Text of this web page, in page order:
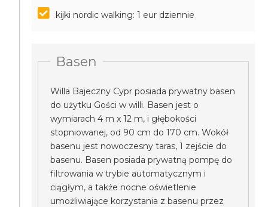
kijki nordic walking: 1 eur dziennie
Basen
Willa Bajeczny Cypr posiada prywatny basen
do użytku Gości w willi. Basen jest o
wymiarach 4 m x 12 m, i głębokości
stopniowanej, od 90 cm do 170 cm. Wokół
basenu jest nowoczesny taras, 1 zejście do
basenu. Basen posiada prywatną pompę do
filtrowania w trybie automatycznym i
ciągłym, a także nocne oświetlenie
umożliwiające korzystania z basenu przez